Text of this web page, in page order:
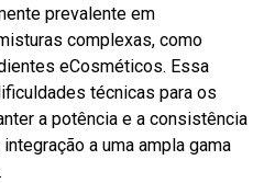
prevalente em
complexas, como
eCosméticos. Essa
técnicas para os
a potência e a consistência
a uma ampla gama